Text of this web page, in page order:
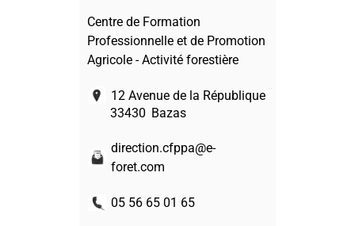
Centre de Formation
Professionnelle et de Promotion
Agricole - Activité forestière
12 Avenue de la République
33430 Bazas
direction.cfppa@e-
foret.com
05 56 65 01 65